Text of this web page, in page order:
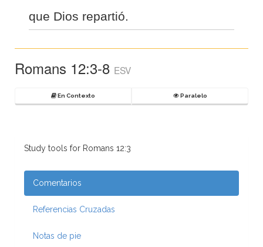
que Dios repartió.
Romans 12:3-8 ESV
En Contexto Paralelo
Study tools for Romans 12:3
Comentarios
Referencias Cruzadas
Notas de pie